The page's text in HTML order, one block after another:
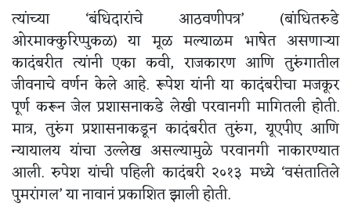
त्यांच्या ‘बंधिदारांचे आठवणीपत्र’ (बांधितरुडे
ओरमाक्कुरिप्पुकळ) या मूळ मल्याळम भाषेत असणाऱ्या
कादंबरीत त्यांनी एका कवी, राजकारण आणि तुरुंगातील
जीवनाचे वर्णन केले आहे. रूपेश यांनी या कादंबरीचा मजकूर
पूर्ण करून जेल प्रशासनाकडे लेखी परवानगी मागितली होती.
मात्र, तुरुंग प्रशासनाकडून कादंबरीत तुरुंग, यूएपीए आणि
न्यायालय यांचा उल्लेख असल्यामुळे परवानगी नाकारण्यात
आली. रुपेश यांची पहिली कादंबरी २०१३ मध्ये ‘वसंतातिले
पुमरांगल’ या नावानं प्रकाशित झाली होती.